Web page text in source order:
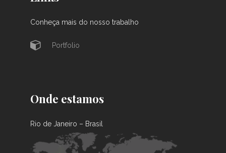
Conheça mais do nosso trabalho
Portfolio
Onde estamos
Rio de Janeiro – Brasil